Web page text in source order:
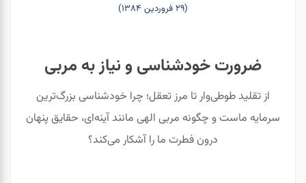
(۲۹ فروردین ۱۳۸۴)
ضرورت خودشناسی و نیاز به مربی
از تقلید طوطی‌وار تا مرز تعقل؛ چرا خودشناسی بزرگ‌ترین
سرمایه ماست و چگونه مربی الهی مانند آینه‌ای، حقایق پنهان
درون فطرت ما را آشکار می‌کند؟